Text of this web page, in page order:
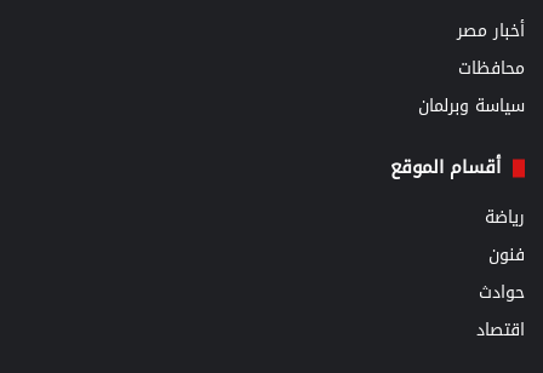
أخبار مصر
محافظات
سياسة وبرلمان
أقسام الموقع
رياضة
فنون
حوادث
اقتصاد